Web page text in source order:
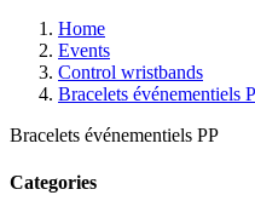
Home
Events
Control wristbands
Bracelets événementiels
Bracelets événementiels PP
Categories